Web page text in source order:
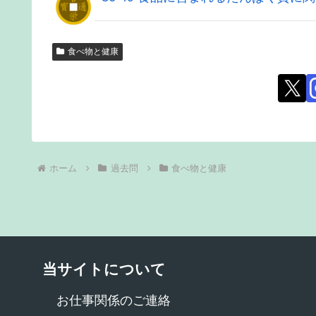
食べ物と健康
ホーム 過去問 食べ物と健康
当サイトについて
お仕事関係のご連絡